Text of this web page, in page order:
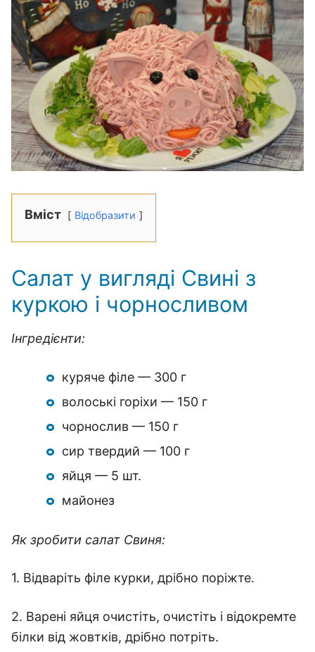
Вміст Відобразити
Салат у вигляді Свині з
куркою і чорносливом
Інгредієнти:
куряче філе — 300 г
волоські горіхи — 150 г
чорнослив — 150 г
сир твердий — 100 г
яйця — 5 шт.
майонез
Як зробити салат Свиня:
1. Відваріть філе курки, дрібно поріжте.
2. Варені яйця очистіть, очистіть і відокремте
білки від жовтків, дрібно потріть.